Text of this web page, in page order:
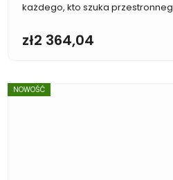
zł2 364,04
każdego, kto szuka
NOWOŚĆ